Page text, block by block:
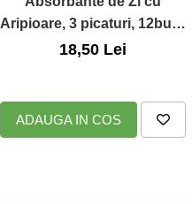
Aripioare, 3 picaturi, 12buc.,
Laurella Bio Cotton
18,50 Lei
ADAUGA IN COS